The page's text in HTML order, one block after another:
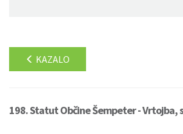
KAZALO
198. Statut Občine Šempeter - Vrtojba,